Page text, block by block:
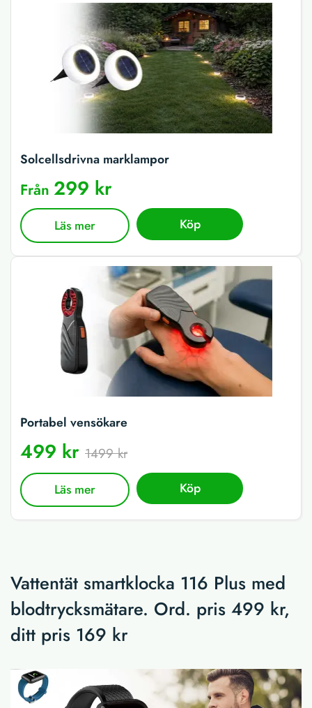
Solcellsdrivna marklampor
Från 299 kr
Läs mer Köp
Portabel vensökare
499 kr 1499 kr
Läs mer Köp
Vattentät smartklocka 116 Plus med
blodtrycksmätare. Ord. pris 499 kr,
ditt pris 169 kr